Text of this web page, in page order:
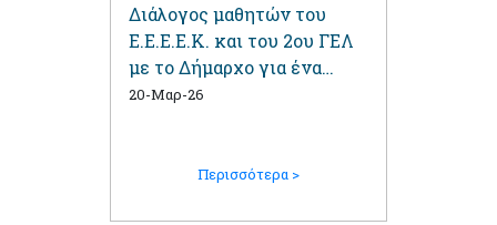
Διάλογος μαθητών του
Ε.Ε.Ε.Ε.Κ. και του 2ου ΓΕΛ
με το Δήμαρχο για ένα
podcast
20-Μαρ-26
Περισσότερα >